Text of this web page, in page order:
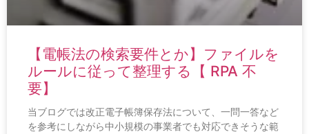
【電帳法の検索要件とか】ファイルを
ルールに従って整理する【 RPA 不
要】
当ブログでは改正電子帳簿保存法について、一問一答など
を参考にしながら中小規模の事業者でも対応できそうな範